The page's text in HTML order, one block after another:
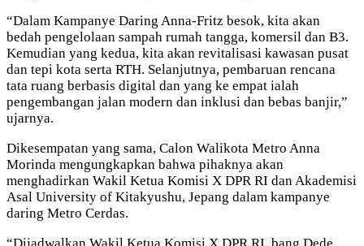
“Dalam Kampanye Daring Anna-Fritz besok, kita akan
bedah pengelolaan sampah rumah tangga, komersil dan B3.
Kemudian yang kedua, kita akan revitalisasi kawasan pusat
dan tepi kota serta RTH. Selanjutnya, pembaruan rencana
tata ruang berbasis digital dan yang ke empat ialah
pengembangan jalan modern dan inklusi dan bebas banjir,”
ujarnya.
Dikesempatan yang sama, Calon Walikota Metro Anna
Morinda mengungkapkan bahwa pihaknya akan
menghadirkan Wakil Ketua Komisi X DPR RI dan Akademisi
Asal University of Kitakyushu, Jepang dalam kampanye
daring Metro Cerdas.